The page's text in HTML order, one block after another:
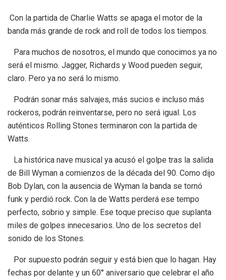
Con la partida de Charlie Watts se apaga el motor de la
banda más grande de rock and roll de todos los tiempos.
Para muchos de nosotros, el mundo que conocimos ya no
será el mismo. Jagger, Richards y Wood pueden seguir,
claro. Pero ya no será lo mismo.
Podrán sonar más salvajes, más sucios e incluso más
rockeros, podrán reinventarse, pero no será igual. Los
auténticos Rolling Stones terminaron con la partida de
Watts.
La histórica nave musical ya acusó el golpe tras la salida
de Bill Wyman a comienzos de la década del 90. Como dijo
Bob Dylan, con la ausencia de Wyman la banda se tornó
funk y perdió rock. Con la de Watts perderá ese tempo
perfecto, sobrio y simple. Ese toque preciso que suplanta
miles de golpes innecesarios. Uno de los secretos del
sonido de los Stones.
Por supuesto podrán seguir y está bien que lo hagan. Hay
fechas por delante y un 60° aniversario que celebrar el año